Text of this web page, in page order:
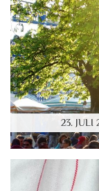
23. JULI